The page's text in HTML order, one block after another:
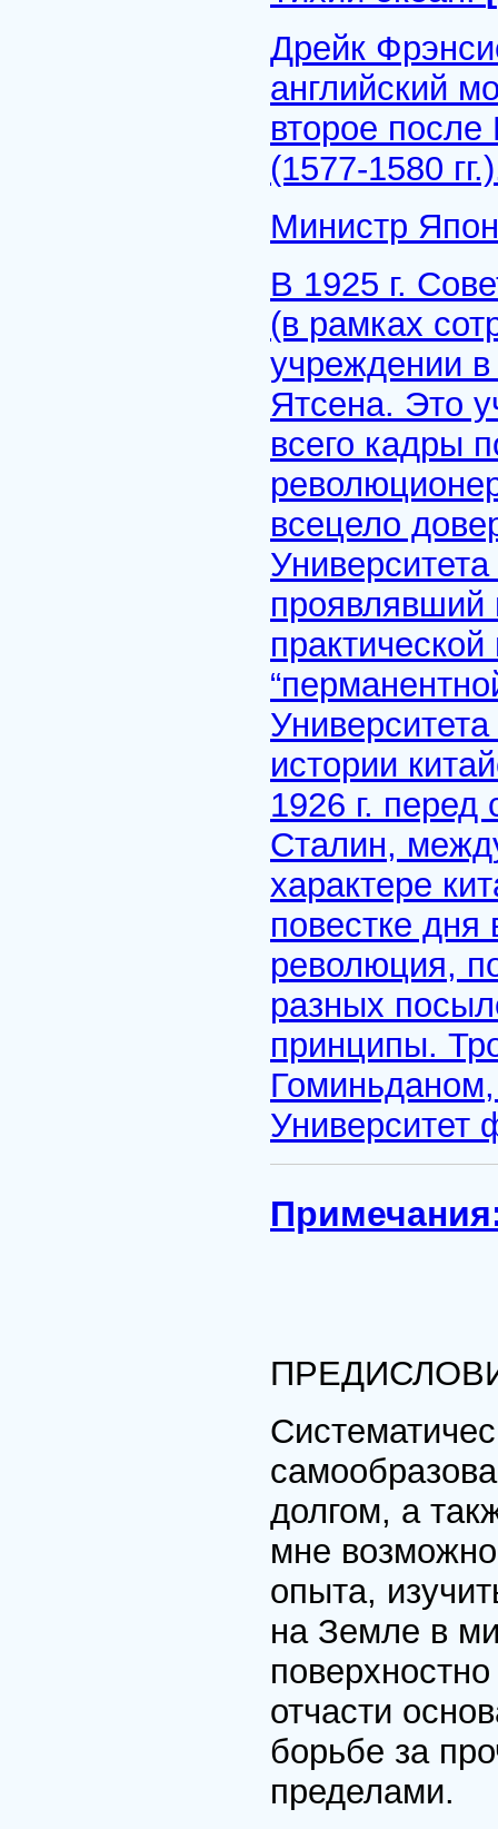
Дрейк
английский
второе после
(1577-1580
Министр
В 1925 г.
(в рамках
учреждении
Ятсена. Это
всего кадры
всецело
проявлявший
истории
1926 г.
Сталин,
характере
повестке дня
революция,
разных
принципы.
Университет
долгом, а
мне
опыта,
на Земле в
отчасти
борьбе за
пределами.